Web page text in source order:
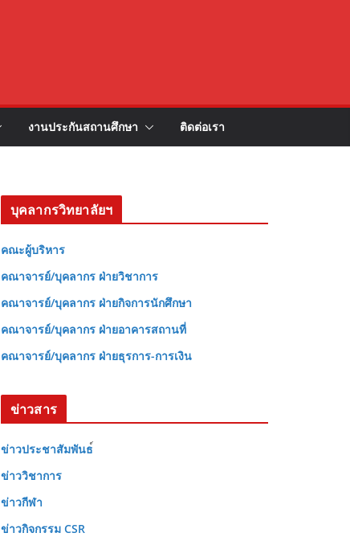
งานประกันสถานศึกษา ติดต่อเรา
บุคลากรวิทยาลัยฯ
คณะผู้บริหาร
คณาจารย์/บุคลากร ฝ่ายวิชาการ
คณาจารย์/บุคลากร ฝ่ายกิจการนักศึกษา
คณาจารย์/บุคลากร ฝ่ายอาคารสถานที่
คณาจารย์/บุคลากร ฝ่ายธุรการ-การเงิน
ข่าวสาร
ข่าวประชาสัมพันธ
ข่าววิชาการ
ข่าวกีฬา
ข่าวกิจกรรม CSR